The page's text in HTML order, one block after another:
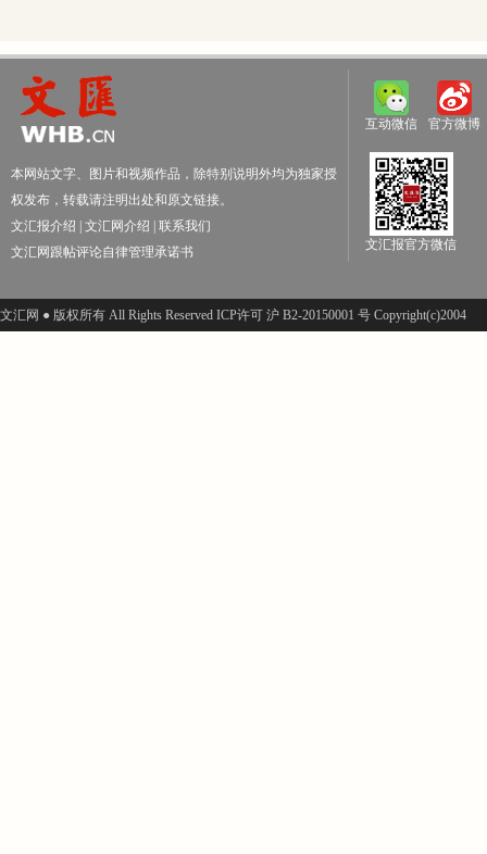
本网站文字、图片和视频作品，除特别说明外均为独家授
权发布，转载请注明出处和原文链接。
文汇报介绍
文汇网介绍
联系我们
文汇网跟帖评论自律管理承诺书
互动微信 官方微博
文汇报官方微信
文汇网 ● 版权所有 All Rights Reserved ICP许可 沪 B2-20150001 号 Copyright(c)2004